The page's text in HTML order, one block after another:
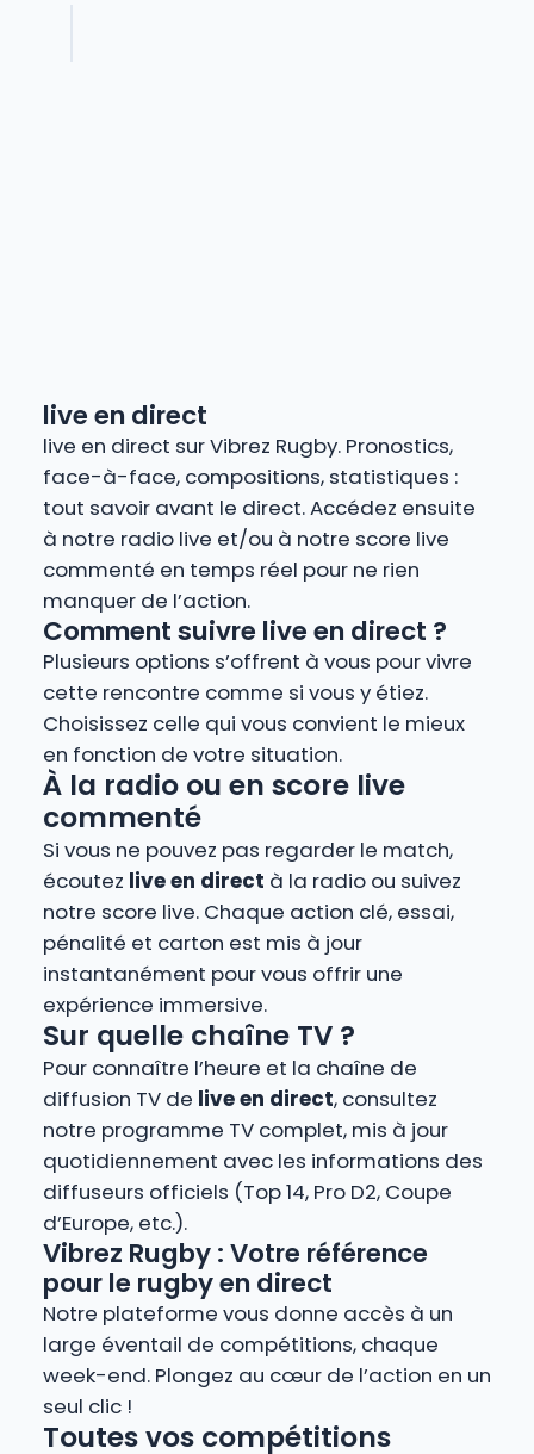
live en direct
live en direct sur Vibrez Rugby. Pronostics,
face-à-face, compositions, statistiques :
tout savoir avant le direct. Accédez ensuite
à notre radio live et/ou à notre score live
commenté en temps réel pour ne rien
manquer de l’action.
Comment suivre live en direct ?
Plusieurs options s’offrent à vous pour vivre
cette rencontre comme si vous y étiez.
Choisissez celle qui vous convient le mieux
en fonction de votre situation.
À la radio ou en score live
commenté
Si vous ne pouvez pas regarder le match,
écoutez live en direct à la radio ou suivez
notre score live. Chaque action clé, essai,
pénalité et carton est mis à jour
instantanément pour vous offrir une
expérience immersive.
Sur quelle chaîne TV ?
Pour connaître l’heure et la chaîne de
diffusion TV de live en direct, consultez
notre programme TV complet, mis à jour
quotidiennement avec les informations des
diffuseurs officiels (Top 14, Pro D2, Coupe
d’Europe, etc.).
Vibrez Rugby : Votre référence
pour le rugby en direct
Notre plateforme vous donne accès à un
large éventail de compétitions, chaque
week-end. Plongez au cœur de l’action en un
seul clic !
Toutes vos compétitions